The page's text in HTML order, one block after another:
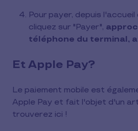
Pour payer, depuis
cliquez sur "Payer",
téléphone du terminal,
Et Apple Pay?
Le paiement mobile est
Apple Pay et fait l'objet d'un
trouverez ici !